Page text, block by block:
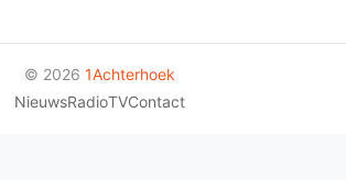
© 2026 1Achterhoek
NieuwsRadioTVContact